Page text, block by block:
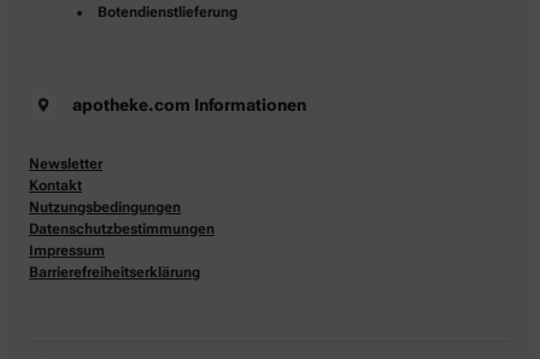
Botendienstlieferung
apotheke.com Informationen
Newsletter
Kontakt
Nutzungsbedingungen
Datenschutzbestimmungen
Impressum
Barrierefreiheitserklärung